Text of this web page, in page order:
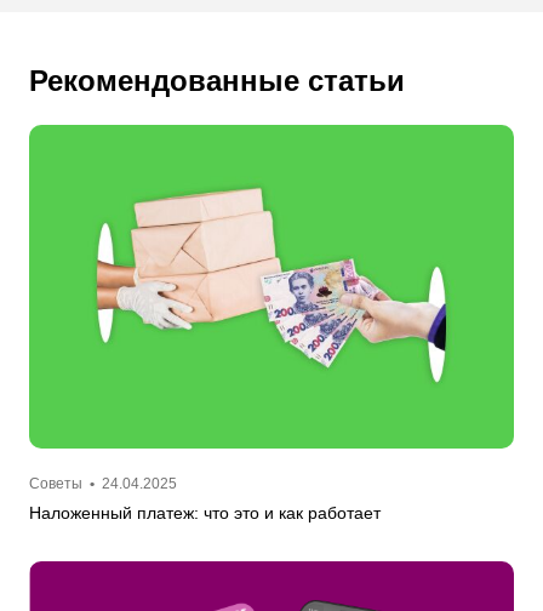
Рекомендованные статьи
Советы • 24.04.2025
Наложенный платеж: что это и как работает